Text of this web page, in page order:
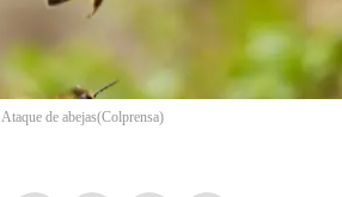
Ataque de abejas(Colprensa)